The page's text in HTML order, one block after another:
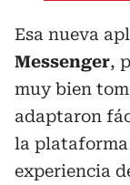
Esa nueva
Messenger,
muy bien
adaptaron
la plataforma
experiencia